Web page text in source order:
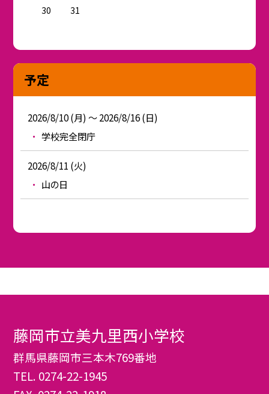
30
31
予定
2026/8/10 (月) ～ 2026/8/16 (日)
学校完全閉庁
2026/8/11 (火)
山の日
藤岡市立美九里西小学校
群馬県藤岡市三本木769番地
TEL. 0274-22-1945